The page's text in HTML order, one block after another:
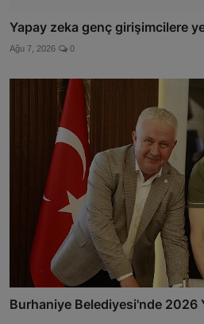
Yapay zeka genç girişimcilere
Ağu 7, 2026 0
Burhaniye Belediyesi'nde 2026